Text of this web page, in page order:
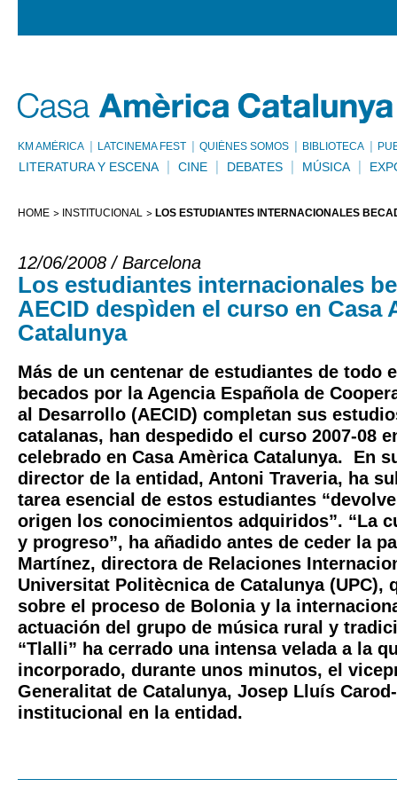
KM AMÈRICA LATCINEMA FEST QUIÉNES SOMOS BIBLIOTECA
LITERATURA Y ESCENA CINE DEBATES MÚSICA
HOME INSTITUCIONAL LOS ESTUDIANTES INTERNACIONALES
12/06/2008 / Barcelona
Los estudiantes internacionales
AECID despìden el curso en Casa
Catalunya
Más de un centenar de estudiantes de todo
becados por la Agencia Española de
al Desarrollo (AECID) completan sus
catalanas, han despedido el curso 2007-08
celebrado en Casa Amèrica Catalunya. En
director de la entidad, Antoni Traveria, ha
tarea esencial de estos estudiantes
origen los conocimientos adquiridos”. “La
y progreso”, ha añadido antes de ceder la
Martínez, directora de Relaciones
Universitat Politècnica de Catalunya (UPC),
sobre el proceso de Bolonia y la
actuación del grupo de música rural y
“Tlalli” ha cerrado una intensa velada a la
incorporado, durante unos minutos, el
Generalitat de Catalunya, Josep Lluís
institucional en la entidad.